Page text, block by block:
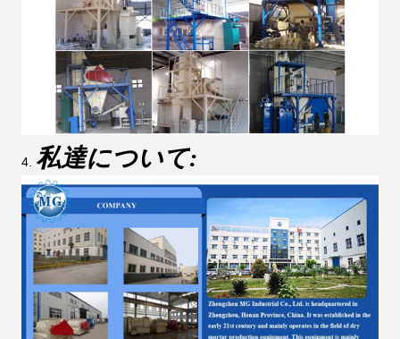
4. 私達について: